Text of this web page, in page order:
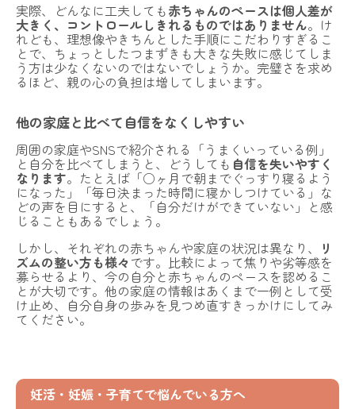
実際、どんなに工夫しても赤ちゃんのペースは個人差が
大きく、コントロールしきれるものではありません。け
れども、理想像やきちんとした手順にこだわりすぎるこ
とで、ちょっとしたつまずきも大きな失敗に感じてしま
う方は少なくないのではないでしょうか。完璧さを求め
るほど、親の心の負担は増してしまいます。
他の家庭と比べて自信をなくしやすい
周囲の家庭やSNSで紹介される「うまくいっている例」
と自分を比べてしまうと、どうしても 自信を失いやすく
なります。たとえば「○ヶ月で朝までぐっすり寝るよう
になった」「毎日決まった時間に寝かしつけている」な
どの声を目にすると、「自分だけができていない」と感
じることもあるでしょう。
しかし、それぞれの赤ちゃんや家庭の状況は異なり、 リ
ズムの整い方も様々 です。比較によって焦りや劣等感を
募らせるより、今の自分と赤ちゃんのペースを認めるこ
とが大切です。他の家庭の情報はあくまで一例として受
け止め、自分自身の歩みを見つめ直すきっかけにしてみ
てください。
妊活・妊娠・子育てで悩んでいる方へ